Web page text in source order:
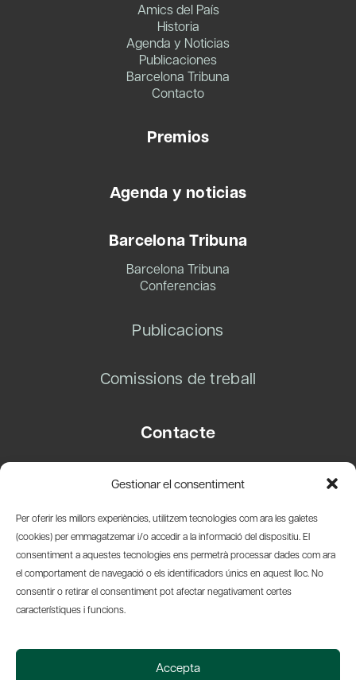
Gestionar el consentiment
Per oferir les millors experiències, utilitzem tecnologies com ara les galetes
(cookies) per emmagatzemar i/o accedir a la informació del dispositiu. El
consentiment a aquestes tecnologies ens permetrà processar dades com ara
el comportament de navegació o els identificadors únics en aquest lloc. No
consentir o retirar el consentiment pot afectar negativament certes
característiques i funcions.
Accepta
Amics del País
Historia
Agenda y Noticias
Publicaciones
Barcelona Tribuna
Contacto
Premios
Agenda y noticias
Barcelona Tribuna
Barcelona Tribuna
Conferencias
Publicacions
Comissions de treball
Contacte
08003 Barcelona
info@amicsdelpais.com
Suscripció Newsletter
© 2026 Societat Econòmica Barcelonesa d'Amics del País